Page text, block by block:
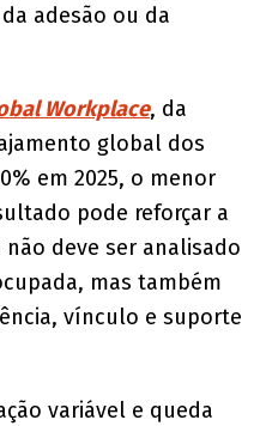
adesão ou da
Workplace, da
global dos
em 2025, o menor
pode reforçar a
deve ser analisado
mas também
vínculo e suporte
variável e queda